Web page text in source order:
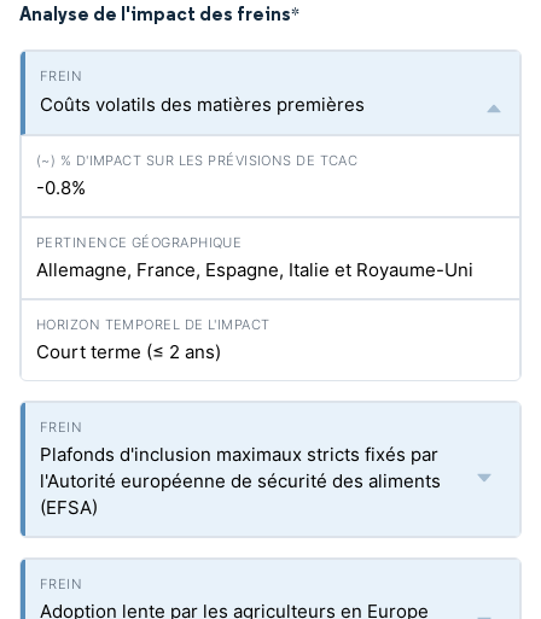
Analyse de l'impact des freins*
Coûts volatils des matières premières
-0.8%
Allemagne, France, Espagne, Italie et Royaume-Uni
Court terme (≤ 2 ans)
Plafonds d'inclusion maximaux stricts fixés par
l'Autorité européenne de sécurité des aliments
(EFSA)
Adoption lente par les agriculteurs en Europe